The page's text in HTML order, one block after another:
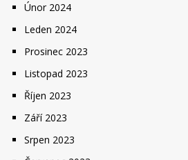
Únor 2024
Leden 2024
Prosinec 2023
Listopad 2023
Říjen 2023
Září 2023
Srpen 2023